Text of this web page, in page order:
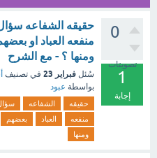
0
تصويتات
1
إجابة
حقيقه الشفاعه سؤال
منفعه العباد او
ومنها ؟ - مع الشرح
سُئل فبراير 23 في تصنيف
بواسطة عبود
حقيقه الشفاعه
منفعه
العباد بعضهم
ومنها